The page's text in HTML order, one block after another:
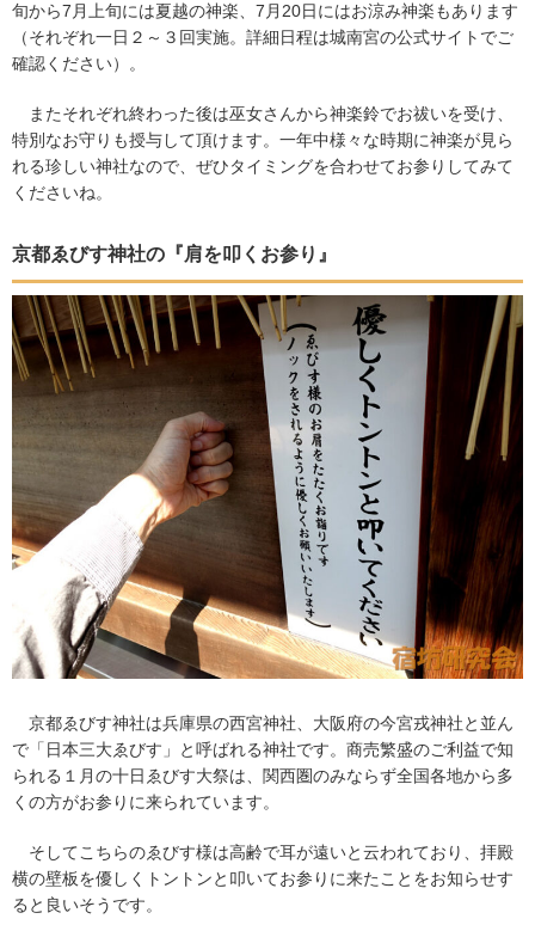
旬から7月上旬には夏越の神楽、7月20日にはお涼み神楽もあります
（それぞれ一日２～３回実施。詳細日程は城南宮の公式サイトでご
確認ください）。
またそれぞれ終わった後は巫女さんから神楽鈴でお祓いを受け、
特別なお守りも授与して頂けます。一年中様々な時期に神楽が見ら
れる珍しい神社なので、ぜひタイミングを合わせてお参りしてみて
くださいね。
京都ゑびす神社の『肩を叩くお参り』
京都ゑびす神社は兵庫県の西宮神社、大阪府の今宮戎神社と並ん
で「日本三大ゑびす」と呼ばれる神社です。商売繁盛のご利益で知
られる１月の十日ゑびす大祭は、関西圏のみならず全国各地から多
くの方がお参りに来られています。
そしてこちらのゑびす様は高齢で耳が遠いと云われており、拝殿
横の壁板を優しくトントンと叩いてお参りに来たことをお知らせす
ると良いそうです。